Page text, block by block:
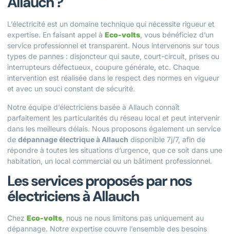
L’électricité est un domaine technique qui nécessite rigueur et
expertise. En faisant appel à Eco-volts , vous bénéficiez d’un
service professionnel et transparent. Nous intervenons sur tous
types de pannes : disjoncteur qui saute, court-circuit, prises ou
interrupteurs défectueux, coupure générale, etc. Chaque
intervention est réalisée dans le respect des normes en vigueur
et avec un souci constant de sécurité.
Notre équipe d’électriciens basée à Allauch connaît
parfaitement les particularités du réseau local et peut intervenir
dans les meilleurs délais. Nous proposons également un service
de dépannage électrique à Allauch disponible 7j/7, afin de
répondre à toutes les situations d’urgence, que ce soit dans une
habitation, un local commercial ou un bâtiment professionnel.
Les services proposés par nos
électriciens à Allauch
Chez Eco-volts , nous ne nous limitons pas uniquement au
dépannage. Notre expertise couvre l’ensemble des besoins